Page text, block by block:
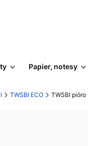
Papier, notesy
TWSBI ECO TWSBI pióro